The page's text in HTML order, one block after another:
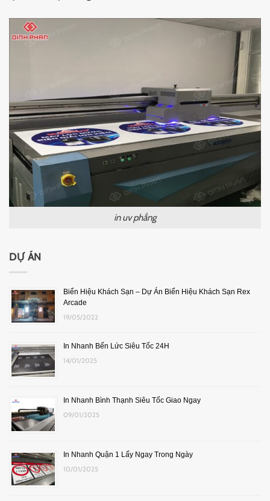
in uv phẳng
DỰ ÁN
Biển Hiệu Khách Sạn – Dự Án Biển Hiệu Khách Sạn Rex
Arcade
19/05/2022
In Nhanh Bến Lức Siêu Tốc 24H
14/01/2025
In Nhanh Bình Thạnh Siêu Tốc Giao Ngay
09/01/2025
In Nhanh Quận 1 Lấy Ngay Trong Ngày
10/01/2025